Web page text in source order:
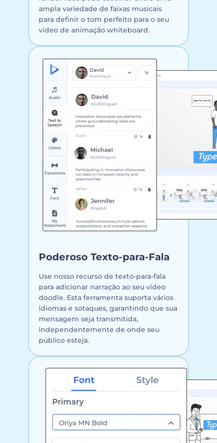
ampla variedade de faixas musicais
para definir o tom perfeito para o seu
vídeo de animação whiteboard.
Poderoso Texto-para-Fala
Use nosso recurso de texto-para-fala
para adicionar narração ao seu vídeo
doodle. Esta ferramenta suporta vários
idiomas e sotaques, garantindo que sua
mensagem seja transmitida,
independentemente de onde seu
público esteja.